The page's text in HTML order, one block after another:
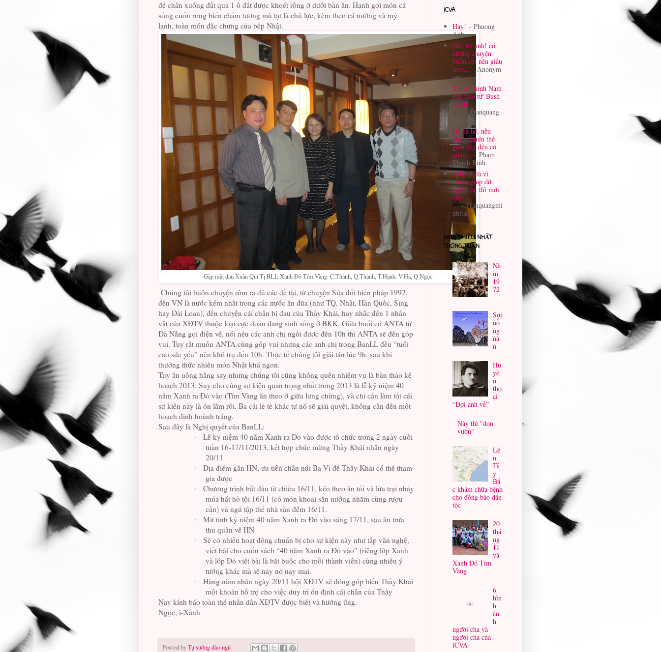
để chân xuống đất qua 1 ô đất được khoét rộng ở dưới bàn ăn. Hạnh gọi món cá
sống cuốn rong biển chấm tương mù tạt là chủ lực, kèm theo cá nướng và mỳ
lạnh, toàn món đặc chưng của bếp Nhật.
Gặp mặt đầu Xuân Quí Tị BLL Xanh Đỏ Tím Vàng: C.Thành, Q.Thành, T.Hạnh, V.Hà, Q.Ngọc.
Chúng tôi buôn chuyện rôm rả đủ các đề tài, từ chuyện Sửa đổi hiến pháp 1992,
đến VN là nước kém nhất trong các nước ăn đũa (như TQ, Nhật, Hàn Quốc, Sing
hay Đài Loan), đến chuyện cái chân bị đau của Thầy Khải, hay nhắc đến 1 nhân
vật của XĐTV thuộc loại cực đoan đang sinh sống ở BKK. Giữa buổi có ANTA từ
Đà Nẵng gọi điện về, nói nếu các anh chị ngồi được đến 10h thì ANTA sẽ đến góp
vui. Tuy rất muốn ANTA cùng góp vui nhưng các anh chị trong BanLL đều “tuổi
cao sức yếu” nên khó trụ đến 10h. Thực tế chúng tôi giải tán lúc 9h, sau khi
thưởng thức nhiều món Nhật khá ngon.
Tuy ăn uống hăng say nhưng chúng tôi cũng không quên nhiệm vụ là bàn thảo kế
hoạch 2013. Suy cho cùng sự kiện quan trọng nhất trong 2013 là lễ kỷ niệm 40
năm Xanh ra Đỏ vào (Tím Vàng ăn theo ở giữa lưng chừng), và chỉ cần làm tốt cái
sự kiện này là ổn lắm rồi. Ba cái lẻ tẻ khác tự nó sẽ giải quyết, không cần đến một
hoạch định hoành tráng.
Sau đây là Nghị quyết của BanLL:
·
Lễ kỷ niệm 40 năm Xanh ra Đỏ vào được tổ chức trong 2 ngày cuối
tuần 16-17/11/2013, kết hợp chúc mừng Thầy Khải nhân ngày
20/11
·
Địa điểm gần HN, ưu tiên chân núi Ba Vì để Thầy Khải có thể tham
gia được
·
Chương trình bắt đầu từ chiều 16/11, kéo theo ăn tối và lửa trại nhảy
múa hát hò tối 16/11 (có món khoai săn nướng nhắm cùng rượu
cần) và ngủ tập thể nhà sàn đêm 16/11.
·
Mit tinh kỷ niệm 40 năm Xanh ra Đỏ vào sáng 17/11, sau ăn trưa
thu quân về HN
·
Sẽ có nhiều hoạt động chuẩn bị cho sự kiện này như tập văn nghệ,
viết bài cho cuốn sách “40 năm Xanh ra Đỏ vào” (riêng lớp Xanh
và lớp Đỏ viết bài là bắt buộc cho mỗi thành viên) cùng nhiều ý
tưởng khác mà sẽ nảy nở nay mai.
·
Hàng năm nhân ngày 20/11 hội XĐTV sẽ đóng góp biếu Thầy Khải
một khoản hỗ trợ cho việc duy trì ổn định cái chân của Thầy
Nay kính báo toàn thể nhân dân XĐTV được biết và hưởng ứng.
Ngọc, i-Xanh
Posted byTự sướng đào ngũ
iCVA
Hay! - Phuong
Anh
cảm ơn anh! có
những chuyện
buồn chỉ nên giấu
tron... - Anonym
ous
Truyền hình Nam
Phi 'báo tử' Bush
Kênh
tr... - Tranquang
minhitac
Hề hề hề, nếu
phụ nữ trên thế
gian này đều có
quan... - Phạm
Thanh Binh
“Cho đi là vì
muốn giúp đỡ
người ta, thì mới
quý,
...- Tranquangmi
nhitac
ĐỌC NHIỀU NHẤT
TRONG TUẦN
Nă
m
19
72
Sợi
nồ
ng
nà
n
Hu
yề
n
tho
ại
“Đợi anh về”
Này thì "dọn
vườn"
Lê
n
Tâ
y
Bắ
c khám chữa bệnh
cho đồng bào dân
tộc
20
thá
ng
11
và
Xanh Đỏ Tím
Vàng
6
hìn
h
ản
h
người cha và
người cha của
iCVA